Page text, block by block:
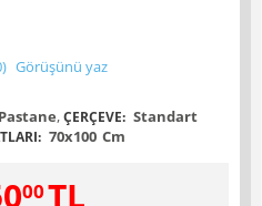
) Görüşünü yaz
,ÇERÇEVE: Standart
70x100 Cm
00TL